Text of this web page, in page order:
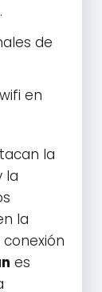
de
en
la
la
la
es